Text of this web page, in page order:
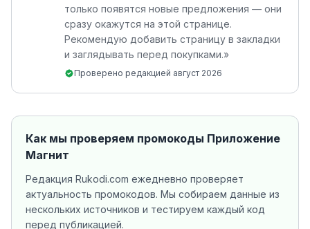
только появятся новые предложения — они
сразу окажутся на этой странице.
Рекомендую добавить страницу в закладки
и заглядывать перед покупками.»
Проверено редакцией август 2026
Как мы проверяем промокоды Приложение
Магнит
Редакция Rukodi.com ежедневно проверяет
актуальность промокодов. Мы собираем данные из
нескольких источников и тестируем каждый код
перед публикацией.